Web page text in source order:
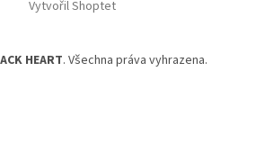
Vytvořil Shoptet
HEART. Všechna práva vyhrazena.